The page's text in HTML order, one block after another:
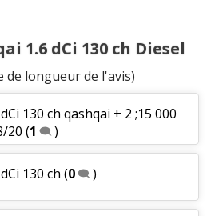
1.6 dCi 130 ch Diesel
de longueur de l'avis)
130 ch qashqai + 2 ;15 000
20 (1 )
130 ch (0 )